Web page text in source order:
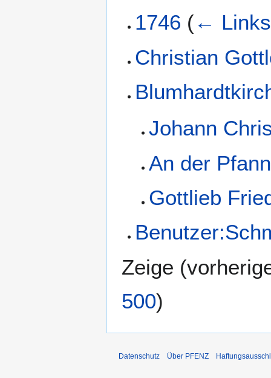
1746 (← Links
Christian
Johann
An der
Gottlieb
Zeige (
500)
Datenschutz Über PFENZ